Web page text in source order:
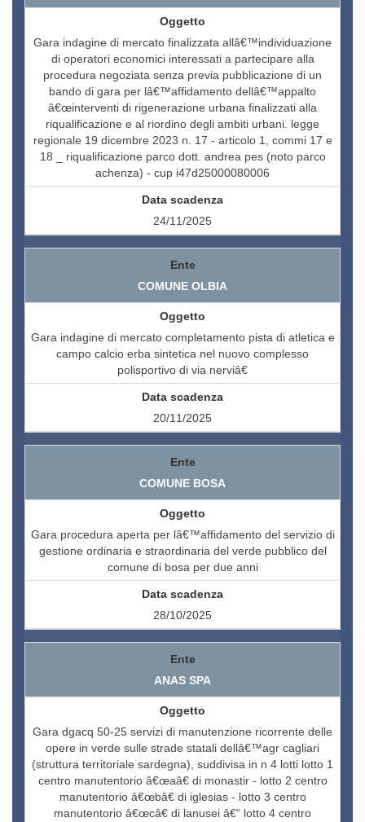
Gara indagine di mercato finalizzata allâ€™individuazione
di operatori economici interessati a partecipare alla
procedura negoziata senza previa pubblicazione di un
bando di gara per lâ€™affidamento dellâ€™appalto
â€œinterventi di rigenerazione urbana finalizzati alla
riqualificazione e al riordino degli ambiti urbani. legge
regionale 19 dicembre 2023 n. 17 - articolo 1, commi 17 e
18 _ riqualificazione parco dott. andrea pes (noto parco
achenza) - cup i47d25000080006
24/11/2025
COMUNE OLBIA
Gara indagine di mercato completamento pista di atletica e
campo calcio erba sintetica nel nuovo complesso
polisportivo di via nerviâ€
20/11/2025
COMUNE BOSA
Gara procedura aperta per lâ€™affidamento del servizio di
gestione ordinaria e straordinaria del verde pubblico del
comune di bosa per due anni
28/10/2025
ANAS SPA
Gara dgacq 50-25 servizi di manutenzione ricorrente delle
opere in verde sulle strade statali dellâ€™agr cagliari
(struttura territoriale sardegna), suddivisa in n 4 lotti lotto 1
centro manutentorio â€œaâ€ di monastir - lotto 2 centro
manutentorio â€œbâ€ di iglesias - lotto 3 centro
manutentorio â€œcâ€ di lanusei â€“ lotto 4 centro